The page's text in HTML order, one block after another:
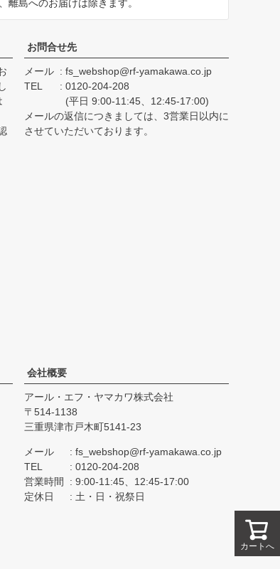
カートへ
離島へのお届けは除きます。
お問合せ先
メール
fs_webshop@rf-yamakawa.co.jp
TEL
0120-204-208
(平日 9:00-11:45、12:45-17:00)
メールの返信につきましては、3営業日以内に
させていただいております。
会社概要
アール・エフ・ヤマカワ株式会社
514-1138
三重県津市戸木町5141-23
メール
fs_webshop@rf-yamakawa.co.jp
TEL
0120-204-208
営業時間
9:00-11:45、12:45-17:00
定休日
土・日・祝祭日